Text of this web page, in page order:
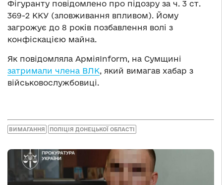
Фігуранту повідомлено про підозру за ч. 3 ст.
369-2 ККУ (зловживання впливом). Йому
загрожує до 8 років позбавлення волі з
конфіскацією майна.
Як повідомляла АрміяInform, на Сумщині
затримали члена ВЛК, який вимагав хабар з
військовослужбовиці.
ВИМАГАННЯ ПОЛІЦІЯ ДОНЕЦЬКОЇ ОБЛАСТІ